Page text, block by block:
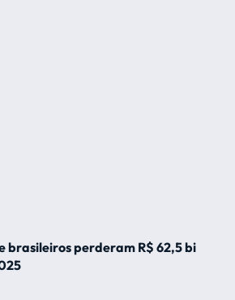
brasileiros perderam R$ 62,5 bi